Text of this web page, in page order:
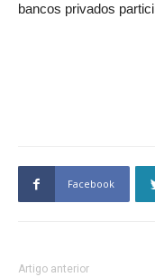
bancos privados
Facebook
Artigo anterior